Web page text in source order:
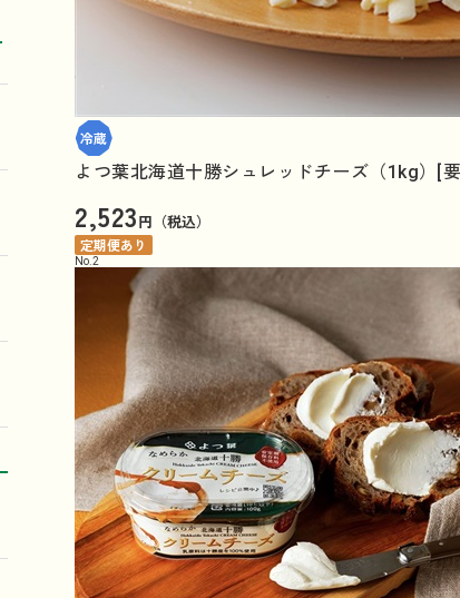
よつ葉北海道十勝シュレッドチーズ（1kg）[
2,523円（税込）
定期便あり
No.2